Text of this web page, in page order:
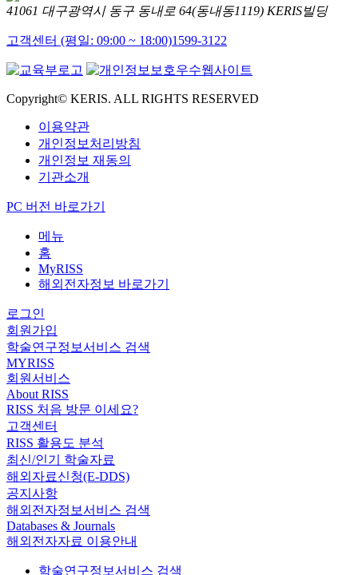
41061 대구광역시 동구 동내로 64(동내동1119) KERIS빌딩
고객센터 (평일: 09:00 ~ 18:00)1599-3122
Copyright© KERIS. ALL RIGHTS RESERVED
이용약관
개인정보처리방침
개인정보 재동의
기관소개
PC 버전 바로가기
메뉴
홈
MyRISS
해외전자정보 바로가기
로그인
회원가입
학술연구정보서비스 검색
MYRISS
회원서비스
About RISS
RISS 처음 방문 이세요?
고객센터
RISS 활용도 분석
최신/인기 학술자료
해외자료신청(E-DDS)
공지사항
해외전자정보서비스 검색
Databases & Journals
해외전자자료 이용안내
학술연구정보서비스 검색